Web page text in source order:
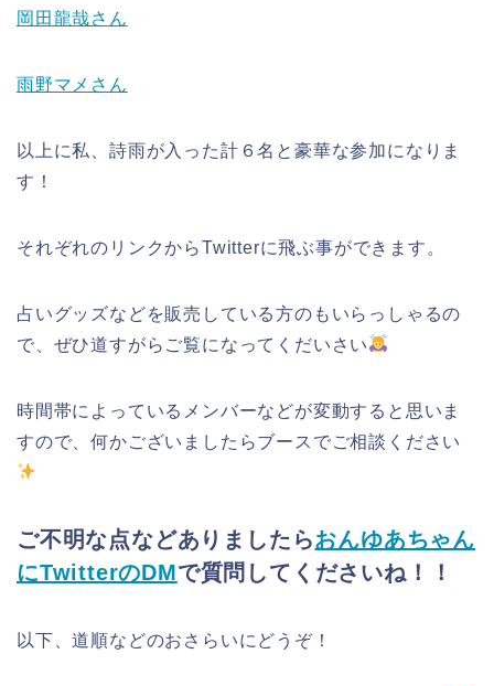
岡田龍哉さん
雨野マメさん
以上に私、詩雨が入った計６名と豪華な参加になりま
す！
それぞれのリンクからTwitterに飛ぶ事ができます。
占いグッズなどを販売している方のもいらっしゃるの
で、ぜひ道すがらご覧になってくだいさい
時間帯によっているメンバーなどが変動すると思いま
すので、何かございましたらブースでご相談ください
ご不明な点などありましたらおんゆあちゃん
にTwitterのDMで質問してくださいね！！
以下、道順などのおさらいにどうぞ！